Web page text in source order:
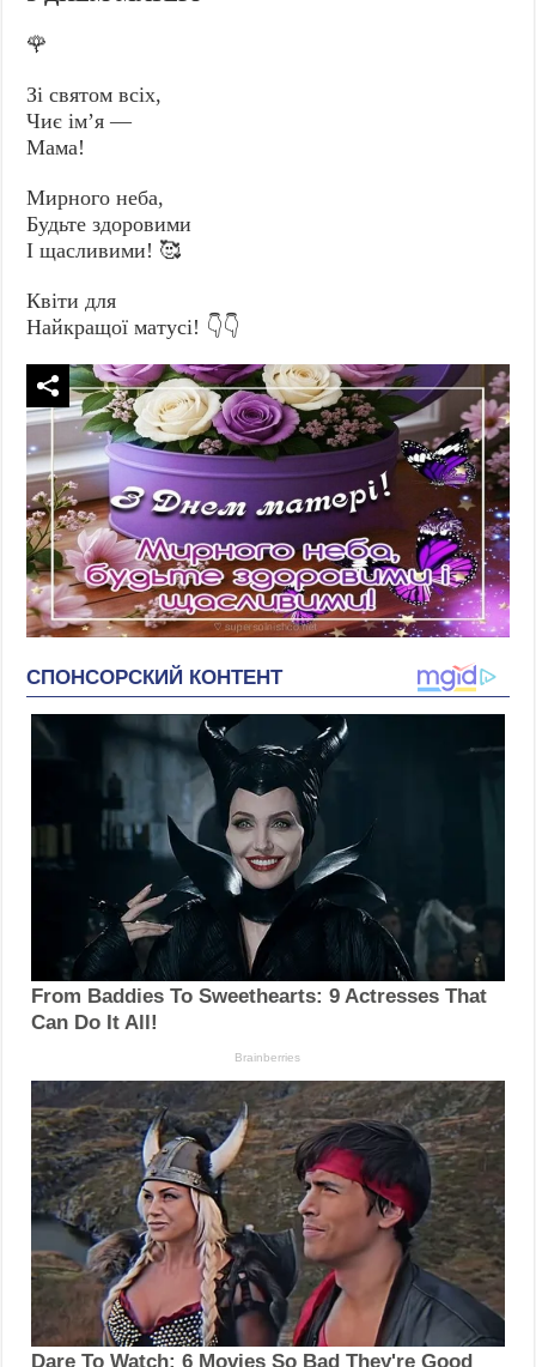
🌹
Зі святом всіх,
Чиє ім’я —
Мама!
Мирного неба,
Будьте здоровими
І щасливими! 🥰
Квіти для
Найкращої матусі! 👇👇